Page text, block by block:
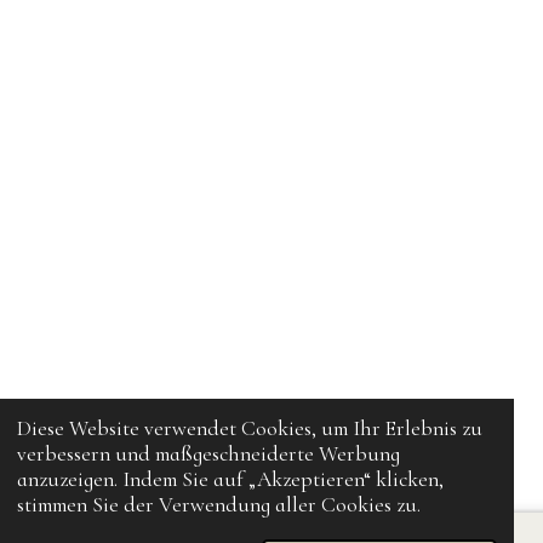
Diese Website verwendet Cookies, um Ihr Erlebnis zu
verbessern und maßgeschneiderte Werbung
anzuzeigen. Indem Sie auf „Akzeptieren“ klicken,
stimmen Sie der Verwendung aller Cookies zu.